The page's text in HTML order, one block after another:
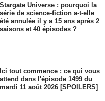
Stargate Universe : pourquoi la
série de science-fiction a-t-elle
été annulée il y a 15 ans après 2
saisons et 40 épisodes ?
Ici tout commence : ce qui vous
attend dans l'épisode 1499 du
mardi 11 août 2026 [SPOILERS]